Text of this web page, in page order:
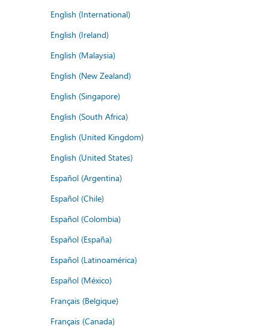
English (International)
English (Ireland)
English (Malaysia)
English (New Zealand)
English (Singapore)
English (South Africa)
English (United Kingdom)
English (United States)
Español (Argentina)
Español (Chile)
Español (Colombia)
Español (España)
Español (Latinoamérica)
Español (México)
Français (Belgique)
Français (Canada)